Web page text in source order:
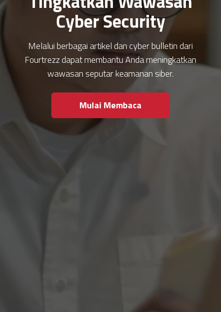
Cyber Security
Melalui berbagai artikel dan cyber bulletin dari
Fourtrezz dapat membantu Anda meningkatkan
wawasan seputar keamanan siber.
Mulai Membaca